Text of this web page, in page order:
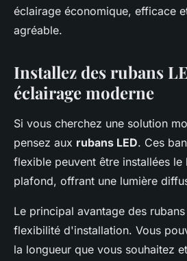
éclairage économique, efficace
agréable.
Installez des rubans
éclairage moderne
Si vous cherchez une solution
pensez aux rubans LED. Ces
flexible peuvent être installées
plafond, offrant une lumière
Le principal avantage des
flexibilité d'installation. Vous
la longueur que vous souhaitez